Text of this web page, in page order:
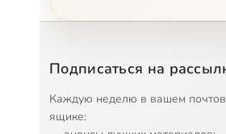
15 1_14. Иаков и Исав
16 1_15. Странствование
Подписаться на
Каждую неделю в вашем
ящике: